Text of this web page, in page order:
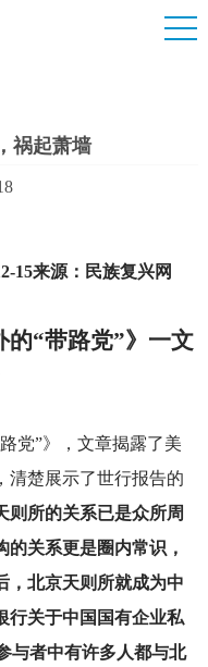
祸起萧墙
15来源：民族复兴网
“带路党”》一文
党”》，文章揭露了美
清楚展示了世行报告的
则所的关系已是众所周
关系更是圈内常识，
，北京天则所就成为中
行关于中国国有企业私
与者中有许多人都与北